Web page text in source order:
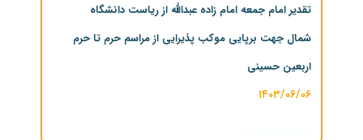
تقدیر امام جمعه امام زاده عبدالله از ریاست دانشگاه
شمال جهت برپایی موکب پذیرایی از مراسم حرم تا حرم
اربعین حسینی
۱۴۰۳/۰۶/۰۶